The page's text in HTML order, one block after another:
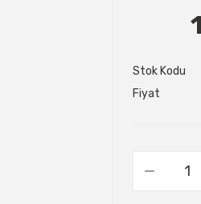
Stok Kodu
Fiyat